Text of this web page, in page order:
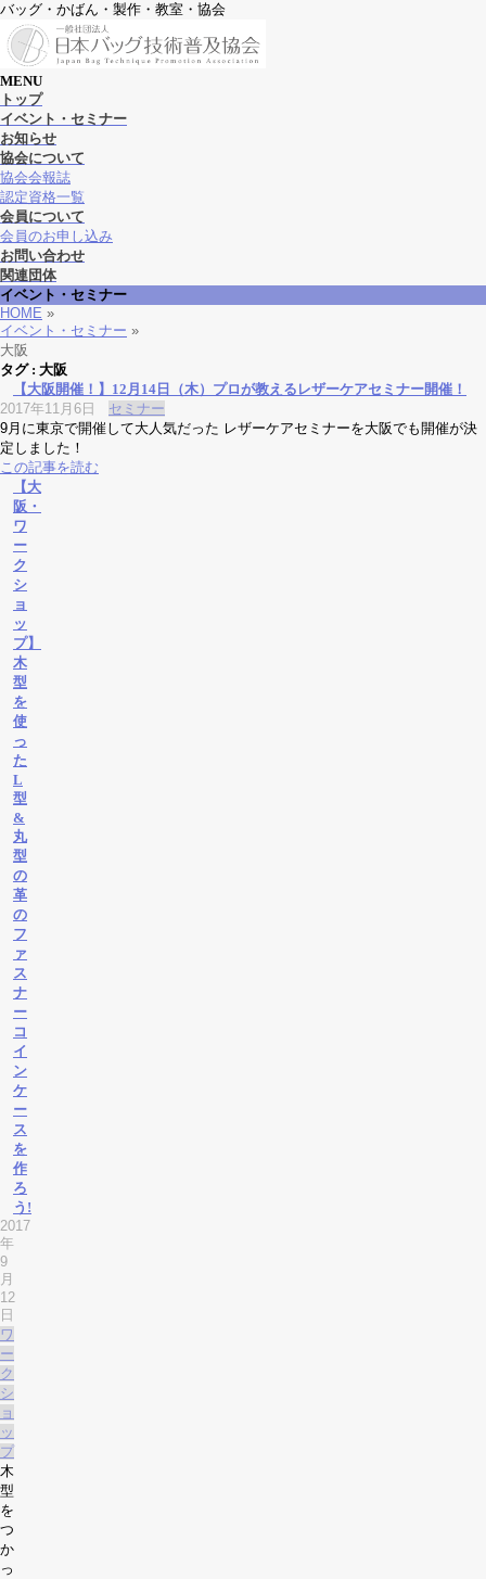
バッグ・かばん・製作・教室・協会
MENU
メ
ニ
ュ
ー
を
飛
ば
す
トップ
イベント・セミナー
お知らせ
協会について
協会会報誌
認定資格一覧
会員について
会員のお申し込み
お問い合わせ
関連団体
イベント・セミナー
HOME »
イベント・セミナー »
大阪
タグ : 大阪
【大阪開催！】12月14日（木）プロが教えるレザーケアセミナー開催！
2017年11月6日
セミナー
9月に東京で開催して大人気だった レザーケアセミナーを大阪でも開催が決
定しました！
この記事を読む
【大
阪・
ワ
ー
ク
シ
ョ
ッ
プ】
木
型
を
使
っ
た
L
型
&
丸
型
の
革
の
フ
ァ
ス
ナ
ー
コ
イ
ン
ケ
ー
ス
を
作
ろ
う!
2017
年
9
月
12
日
ワ
ー
ク
シ
ョ
ッ
プ
木
型
を
つ
か
っ